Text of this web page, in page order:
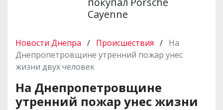
Cayenne
Новости Днепра / Происшествия / На
Днепропетровщине утренний пожар унес
жизни двух человек
На Днепропетровщине
утренний пожар унес жизни